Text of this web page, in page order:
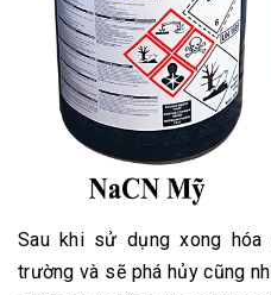
Sau khi sử dụng xong
trường và sẽ phá hủy cũng